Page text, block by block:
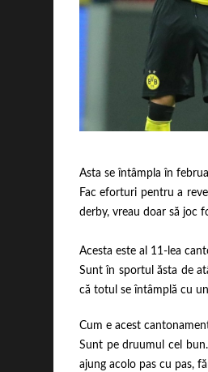
Asta se întâmpla în
Fac eforturi pentru a
derby, vreau doar să joc
Acesta este al 11-lea
Sunt în sportul ăsta de
că totul se întâmplă cu
Cum e acest
Sunt pe druumul cel
ajung acolo pas cu pas,